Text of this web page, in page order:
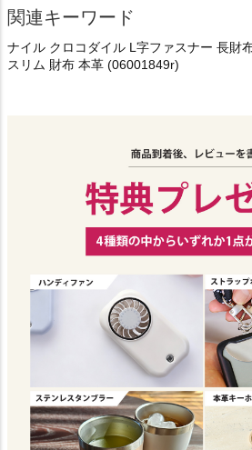
関連キーワード
ナイル クロコダイル L字ファスナー 長財
スリム 財布 本革 (06001849r)